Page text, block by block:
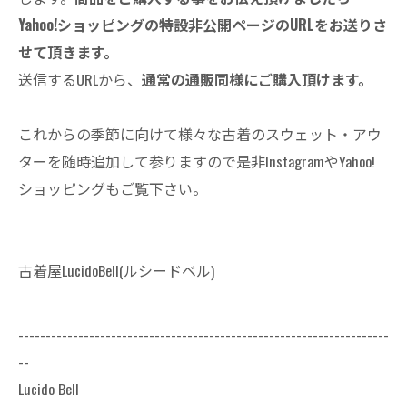
Yahoo!ショッピングの特設非公開ページのURLをお送りさ
せて頂きます。
送信するURLから、 通常の通販同様にご購入頂けます。
これからの季節に向けて様々な古着のスウェット・アウ
ターを随時追加して参りますので是非InstagramやYahoo!
ショッピングもご覧下さい。
古着屋LucidoBell(ルシードベル)
--------------------------------------------------------------------
--
Lucido Bell